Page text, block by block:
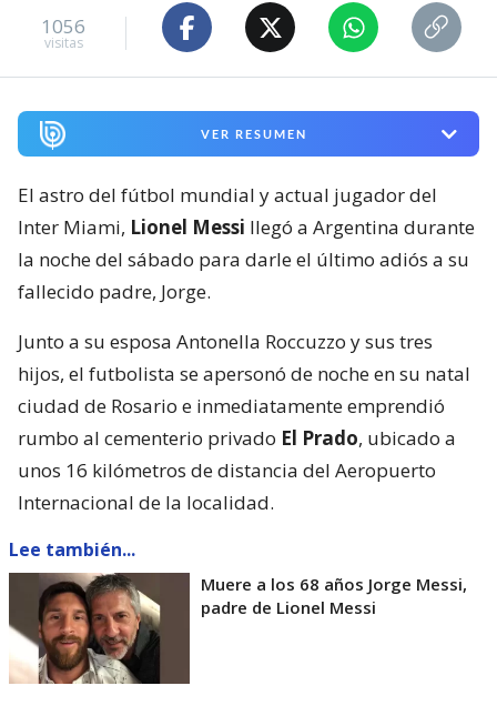
1056
visitas
VER RESUMEN
El astro del fútbol mundial y actual jugador del
Inter Miami, Lionel Messi llegó a Argentina durante
la noche del sábado para darle el último adiós a su
fallecido padre, Jorge.
Junto a su esposa Antonella Roccuzzo y sus tres
hijos, el futbolista se apersonó de noche en su natal
ciudad de Rosario e inmediatamente emprendió
rumbo al cementerio privado El Prado, ubicado a
unos 16 kilómetros de distancia del Aeropuerto
Internacional de la localidad.
Lee también...
Muere a los 68 años Jorge Messi,
padre de Lionel Messi